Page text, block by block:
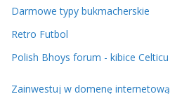
Darmowe typy bukmacherskie
Retro Futbol
Polish Bhoys forum - kibice Celticu
Zainwestuj w domenę internetową